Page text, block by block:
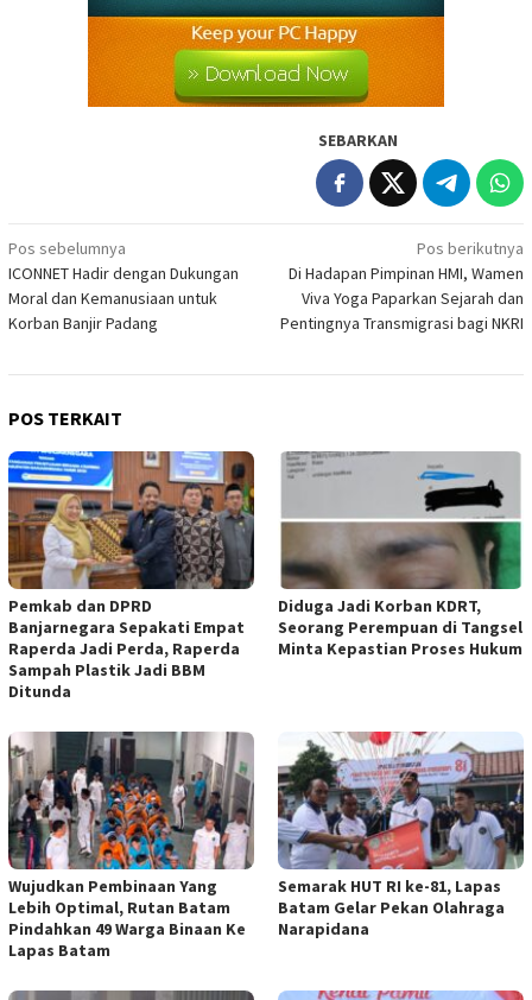
SEBARKAN
Navigasi
pos
Pos sebelumnya
ICONNET Hadir dengan Dukungan
Moral dan Kemanusiaan untuk
Korban Banjir Padang
Pos berikutnya
Di Hadapan Pimpinan HMI, Wamen
Viva Yoga Paparkan Sejarah dan
Pentingnya Transmigrasi bagi NKRI
POS TERKAIT
Pemkab dan DPRD
Banjarnegara Sepakati Empat
Raperda Jadi Perda, Raperda
Sampah Plastik Jadi BBM
Ditunda
Diduga Jadi Korban KDRT,
Seorang Perempuan di Tangsel
Minta Kepastian Proses Hukum
Wujudkan Pembinaan Yang
Lebih Optimal, Rutan Batam
Pindahkan 49 Warga Binaan Ke
Lapas Batam
Semarak HUT RI ke-81, Lapas
Batam Gelar Pekan Olahraga
Narapidana